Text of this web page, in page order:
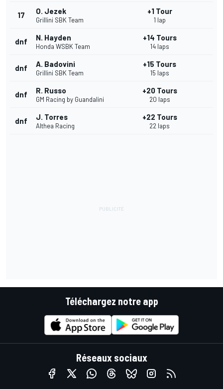
17 O. Jezek
Grillini SBK Team
+1 Tour
1 lap
dnf N. Hayden
Honda WSBK Team
+14 Tours
14 laps
dnf A. Badovini
Grillini SBK Team
+15 Tours
15 laps
dnf R. Russo
GM Racing by Guandalini
+20 Tours
20 laps
dnf J. Torres
Althea Racing
+22 Tours
22 laps
Téléchargez notre app
Réseaux sociaux